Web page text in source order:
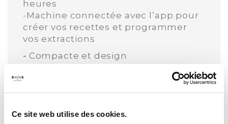
Ce site web utilise des cookies.
heures
-Machine connectée avec l’app pour
créer vos recettes et programmer
vos extractions
- Compacte et design
enregistrée dans la machine et dans